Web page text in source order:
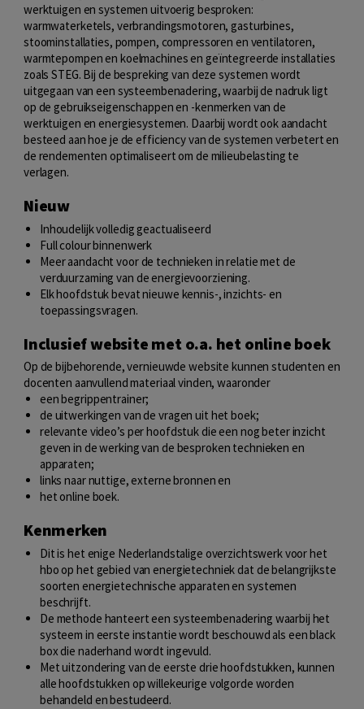
werktuigen en systemen uitvoerig besproken:
warmwaterketels, verbrandingsmotoren, gasturbines,
stoominstallaties, pompen, compressoren en ventilatoren,
warmtepompen en koelmachines en geïntegreerde installaties
zoals STEG. Bij de bespreking van deze systemen wordt
uitgegaan van een systeembenadering, waarbij de nadruk ligt
op de gebruikseigenschappen en -kenmerken van de
werktuigen en energiesystemen. Daarbij wordt ook aandacht
besteed aan hoe je de efficiency van de systemen verbetert en
de rendementen optimaliseert om de milieubelasting te
verlagen.
Nieuw
Inhoudelijk volledig geactualiseerd
Full colour binnenwerk
Meer aandacht voor de technieken in relatie met de
verduurzaming van de energievoorziening.
Elk hoofdstuk bevat nieuwe kennis-, inzichts- en
toepassingsvragen.
Inclusief website met o.a. het online boek
Op de bijbehorende, vernieuwde website kunnen studenten en
docenten aanvullend materiaal vinden, waaronder
een begrippentrainer;
de uitwerkingen van de vragen uit het boek;
relevante video’s per hoofdstuk die een nog beter inzicht
geven in de werking van de besproken technieken en
apparaten;
links naar nuttige, externe bronnen en
het online boek.
Kenmerken
Dit is het enige Nederlandstalige overzichtswerk voor het
hbo op het gebied van energietechniek dat de belangrijkste
soorten energietechnische apparaten en systemen
beschrijft.
De methode hanteert een systeembenadering waarbij het
systeem in eerste instantie wordt beschouwd als een black
box die naderhand wordt ingevuld.
Met uitzondering van de eerste drie hoofdstukken, kunnen
alle hoofdstukken op willekeurige volgorde worden
behandeld en bestudeerd.